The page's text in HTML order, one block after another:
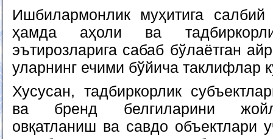
Ишбилармонлик муҳитига салбий
ҳамда аҳоли ва
эътирозларига сабаб бўлаётган
уларнинг ечими бўйича таклифлар
Хусусан, тадбиркорлик
ва бренд белгиларини
овқатланиш ва савдо объектлари